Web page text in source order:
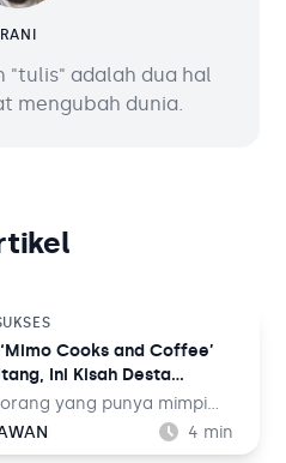
RANI
"tulis" adalah dua hal
mengubah dunia.
Cooks and Coffee’
Ini Kisah Desta
yang punya mimpi
bisnis namun terkendala
Mereka merasa kalau
4 min